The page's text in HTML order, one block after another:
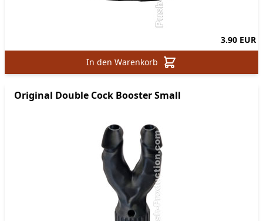
3.90 EUR
In den Warenkorb
Original Double Cock Booster Small